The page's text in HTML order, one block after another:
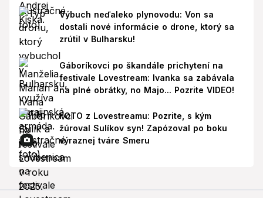
Výbuch neďaleko plynovodu: Von sa
dostali nové informácie o drone, ktorý sa
zrútil v Bulharsku!
Gáboríkovci po škandále prichytení na
festivale Lovestream: Ivanka sa zabávala
na plné obrátky, no Majo... Pozrite VIDEO!
FOTO z Lovestreamu: Pozrite, s kým
žúroval Sulíkov syn! Zapózoval po boku
výraznej tváre Smeru